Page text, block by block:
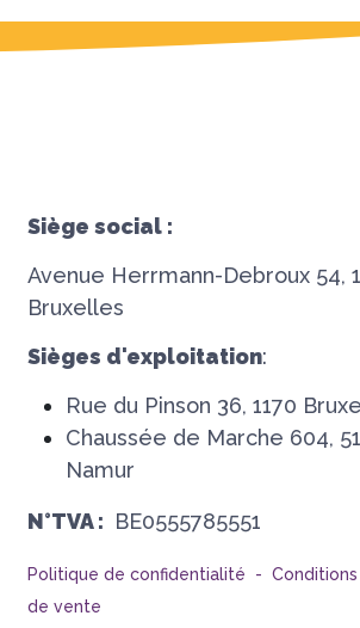
Siège social :
Avenue Herrmann-Debroux 54,
Bruxelles
Sièges d'exploitation:
Rue du Pinson 36, 1170
Chaussée de Marche 604,
Namur
N°TVA : BE0555785551
Politique de confidentialité -
de vente